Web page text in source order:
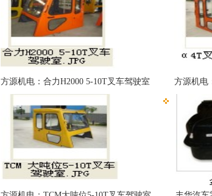
方源机电：合力H2000 5-10T叉车驾驶室 方源机电